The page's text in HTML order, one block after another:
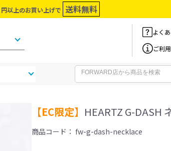
円以上のお買い上げで 送料無料
よく
ご利
【EC限定】 HEARTZ G-DASH
商品コード： fw-g-dash-necklace